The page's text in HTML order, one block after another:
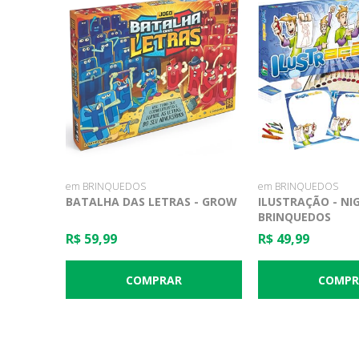
em BRINQUEDOS
BATALHA DAS LETRAS - GROW
R$ 59,99
em BRINQUEDOS
ILUSTRAÇÃO -
BRINQUEDOS
R$ 49,99